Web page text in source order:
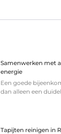
Samenwerken met
energie
Een goede
dan alleen een
Tapijten reinigen in